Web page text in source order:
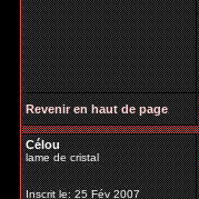
Revenir en haut de page
Célou
lame de cristal
Inscrit le: 25 Fév 2007